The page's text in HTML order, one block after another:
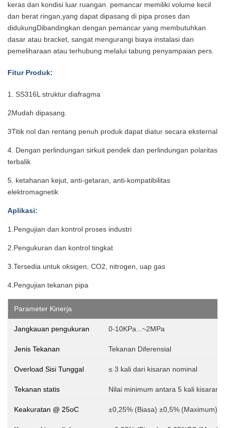
keras dan kondisi luar ruangan. pemancar memiliki volume kecil
dan berat ringan,yang dapat dipasang di pipa proses dan
didukungDibandingkan dengan pemancar yang membutuhkan
dasar atau bracket, sangat mengurangi biaya instalasi dan
pemeliharaan atau terhubung melalui tabung penyampaian pers
Fitur Produk:
1. SS316L struktur diafragma
2Mudah dipasang.
3Titik nol dan rentang penuh produk dapat diatur secara eksternal
4. Dengan perlindungan sirkuit pendek dan perlindungan polaritas
terbalik
5. ketahanan kejut, anti-getaran, anti-kompatibilitas
elektromagnetik
Aplikasi:
1. Pengujian dan kontrol proses industri
2. Pengukuran dan kontrol tingkat
3. Tersedia untuk oksigen, CO2, nitrogen, uap gas
4.Pengujian tekanan pipa
Parameter Kinerja
Jangkauan pengukuran 0-10KPa...~2MPa
Jenis Tekanan Tekanan Diferensial
Overload Sisi Tunggal ≤ 3 kali dari kisaran nominal
Tekanan statis Nilai minimum antara 5 kali kisaran
Keakuratan @ 25oC ±0,25% (Biasa) ±0,5% (Maximum)